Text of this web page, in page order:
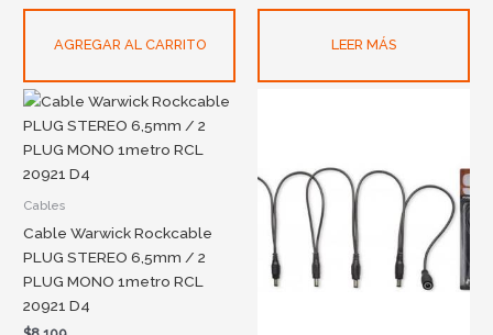
AGREGAR AL CARRITO LEER MÁS
Cables
Cable Warwick Rockcable
PLUG STEREO 6,5mm / 2
PLUG MONO 1metro RCL
20921 D4